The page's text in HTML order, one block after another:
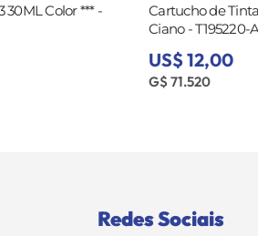
30ML Color *** -
Cartucho de
Ciano - T195220-
US$ 12,00
G$ 71.520
Redes Sociais